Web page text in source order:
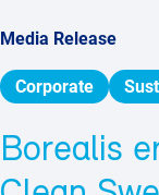
Media Release
Corporate
Borealis